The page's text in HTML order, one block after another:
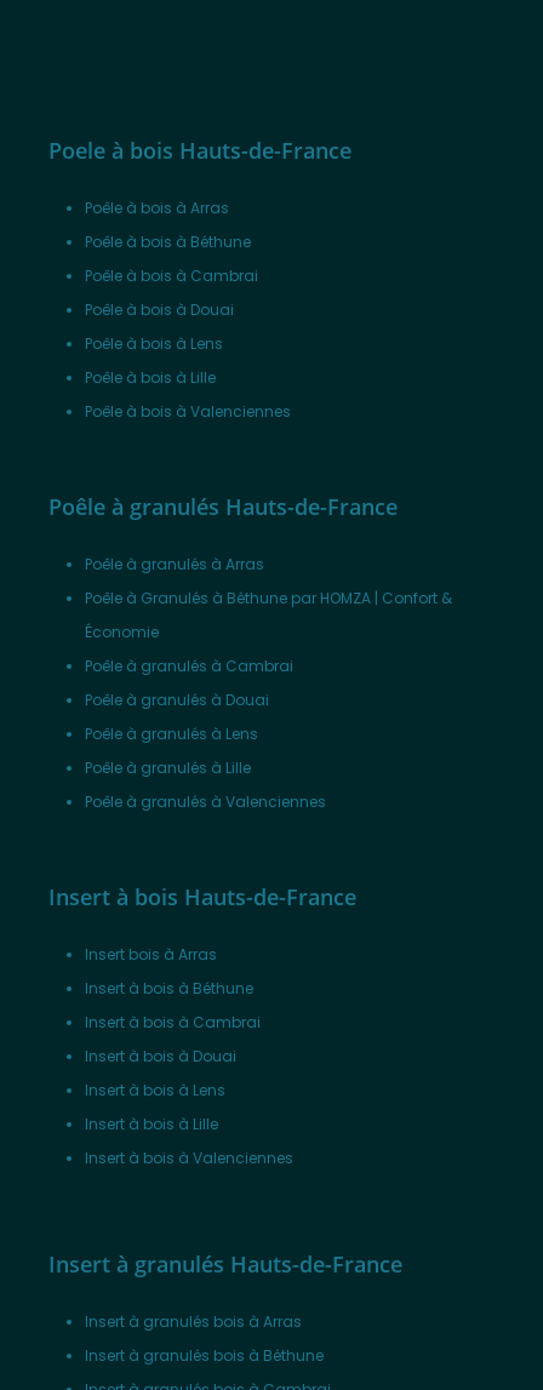
Poele à bois Hauts-de-France
Poêle à bois à Arras
Poêle à bois à Béthune
Poêle à bois à Cambrai
Poêle à bois à Douai
Poêle à bois à Lens
Poêle à bois à Lille
Poêle à bois à Valenciennes
Poêle à granulés Hauts-de-France
Poêle à granulés à Arras
Poêle à Granulés à Béthune par HOMZA | Confort &
Économie
Poêle à granulés à Cambrai
Poêle à granulés à Douai
Poêle à granulés à Lens
Poêle à granulés à Lille
Poêle à granulés à Valenciennes
Insert à bois Hauts-de-France
Insert bois à Arras
Insert à bois à Béthune
Insert à bois à Cambrai
Insert à bois à Douai
Insert à bois à Lens
Insert à bois à Lille
Insert à bois à Valenciennes
Insert à granulés Hauts-de-France
Insert à granulés bois à Arras
Insert à granulés bois à Béthune